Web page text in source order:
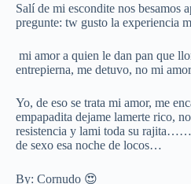
Salí de mi escondite nos besamos
pregunte: tw gusto la experiencia
mi amor a quien le dan pan que
entrepierna, me detuvo, no mi
Yo, de eso se trata mi amor, me
empapadita dejame lamerte rico,
resistencia y lami toda su rajita……
de sexo esa noche de locos…
By: Cornudo 😍